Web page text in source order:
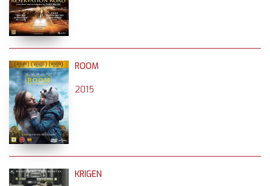
ROOM
2015
KRIGEN